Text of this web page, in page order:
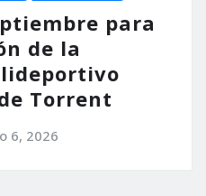
para
de la
Torrent
6, 2026